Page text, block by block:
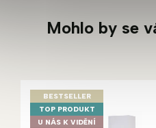
Mohlo by se
BESTSELLER
TOP PRODUKT
U NÁS K VIDĚNÍ